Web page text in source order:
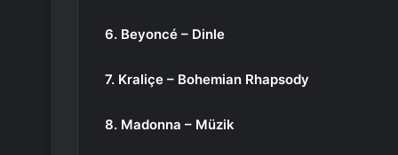
6. Beyoncé – Dinle
7. Kraliçe – Bohemian Rhapsody
8. Madonna – Müzik